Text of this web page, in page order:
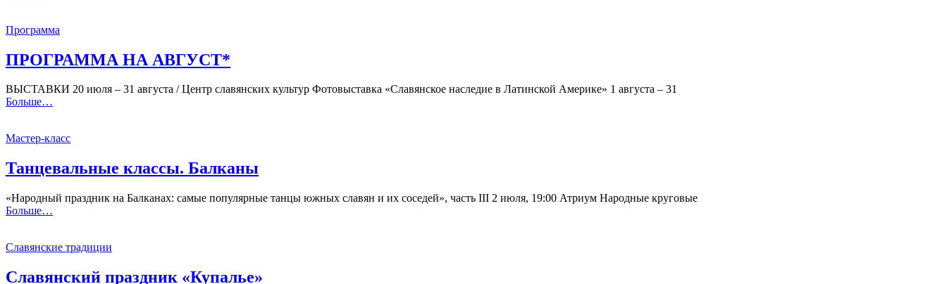
Программа
ПРОГРАММА НА АВГУСТ*
ВЫСТАВКИ 20 июля – 31 августа / Центр славянских культур Фотовыставка «Славянское наследие в Латинской Америке» 1 августа – 31
Больше…
Мастер-класс
Танцевальные классы. Балканы
«Народный праздник на Балканах: самые популярные танцы южных славян и их соседей», часть III 2 июля, 19:00 Атриум Народные круговые
Больше…
Славянские традиции
Славянский праздник «Купалье»